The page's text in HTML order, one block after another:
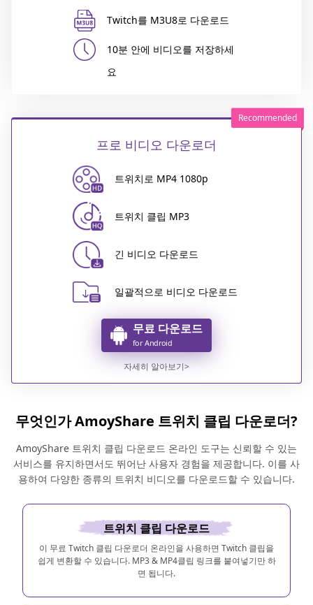
Twitch를 M3U8로 다운로드
10분 안에 비디오를 저장하세
요
프로 비디오 다운로더
트위치로 MP4 1080p
트위치 클립 MP3
긴 비디오 다운로드
일괄적으로 비디오 다운로드
무료 다운로드
for Android
자세히 알아보기>
무엇인가 AmoyShare 트위치 클립 다운로더?
AmoyShare 트위치 클립 다운로드 온라인 도구는 신뢰할 수 있는
서비스를 유지하면서도 뛰어난 사용자 경험을 제공합니다. 이를 사
용하여 다양한 종류의 트위치 비디오를 다운로드할 수 있습니다.
트위치 클립 다운로드
이 무료 Twitch 클립 다운로더 온라인을 사용하면 Twitch 클립을
쉽게 변환할 수 있습니다. MP3 & MP4클립 링크를 붙여넣기만 하
면 됩니다.